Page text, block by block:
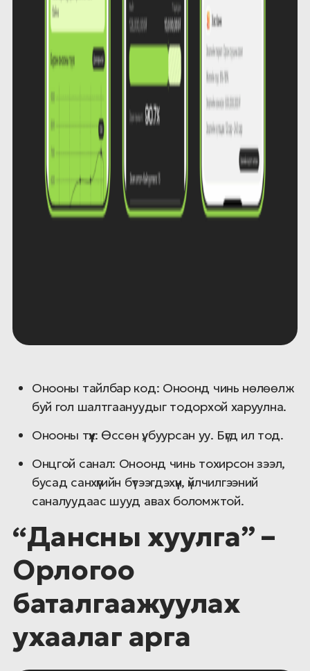
Онооны тайлбар код: Оноонд чинь нөлөөлж
буй гол шалтгаануудыг тодорхой харуулна.
Онооны түүх: Өссөн үү, буурсан уу. Бүгд ил тод.
Онцгой санал: Оноонд чинь тохирсон зээл,
бусад санхүүгийн бүтээгдэхүүн, үйлчилгээний
саналуудаас шууд авах боломжтой.
“Дансны хуулга” –
Орлогоо
баталгаажуулах
ухаалаг арга